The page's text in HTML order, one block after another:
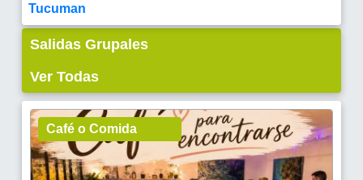
Tucuman
Salidas Grupales
Ver Todas
Café o Comida